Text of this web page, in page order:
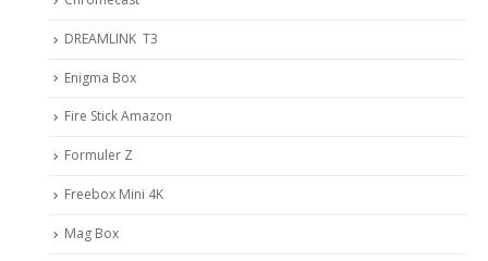
DREAMLINK T3
Enigma Box
Fire Stick Amazon
Formuler Z
Freebox Mini 4K
Mag Box